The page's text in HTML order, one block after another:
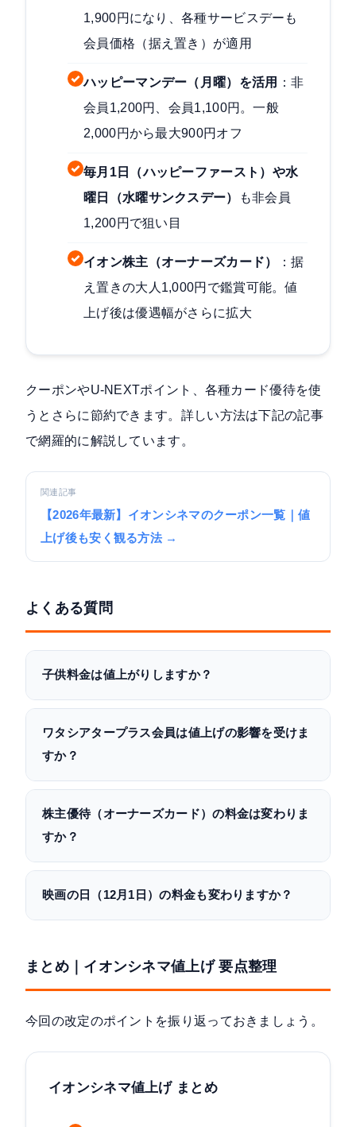
1,900円になり、各種サービスデーも
会員価格（据え置き）が適用
ハッピーマンデー（月曜）を活用
：非
会員1,200円、会員1,100円。一般
2,000円から最大900円オフ
毎月1日（ハッピーファースト）や水
曜日（水曜サンクスデー）
も非会員
1,200円で狙い目
イオン株主（オーナーズカード）
：据
え置きの大人1,000円で鑑賞可能。値
上げ後は優遇幅がさらに拡大
クーポンやU-NEXTポイント、各種カード優待を使
うとさらに節約できます。詳しい方法は下記の記事
で網羅的に解説しています。
関連記事
【2026年最新】イオンシネマのクーポン一覧｜値
上げ後も安く観る方法 →
よくある質問
子供料金は値上がりしますか？
ワタシアタープラス会員は値上げの影響を受けま
すか？
株主優待（オーナーズカード）の料金は変わりま
すか？
映画の日（12月1日）の料金も変わりますか？
まとめ｜イオンシネマ値上げ 要点整理
今回の改定のポイントを振り返っておきましょう。
イオンシネマ値上げ まとめ